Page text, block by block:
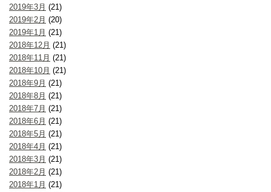
2019年3月 (21)
2019年2月 (20)
2019年1月 (21)
2018年12月 (21)
2018年11月 (21)
2018年10月 (21)
2018年9月 (21)
2018年8月 (21)
2018年7月 (21)
2018年6月 (21)
2018年5月 (21)
2018年4月 (21)
2018年3月 (21)
2018年2月 (21)
2018年1月 (21)